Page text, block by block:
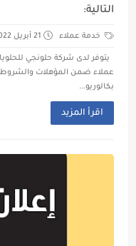
التالية:
خدمة عملاء 21 أبريل 2022
يتوفر لدى شركة حلونجي
عملاء ضمن المؤهلات والشروط
بكالوريو...
اقرأ المزيد